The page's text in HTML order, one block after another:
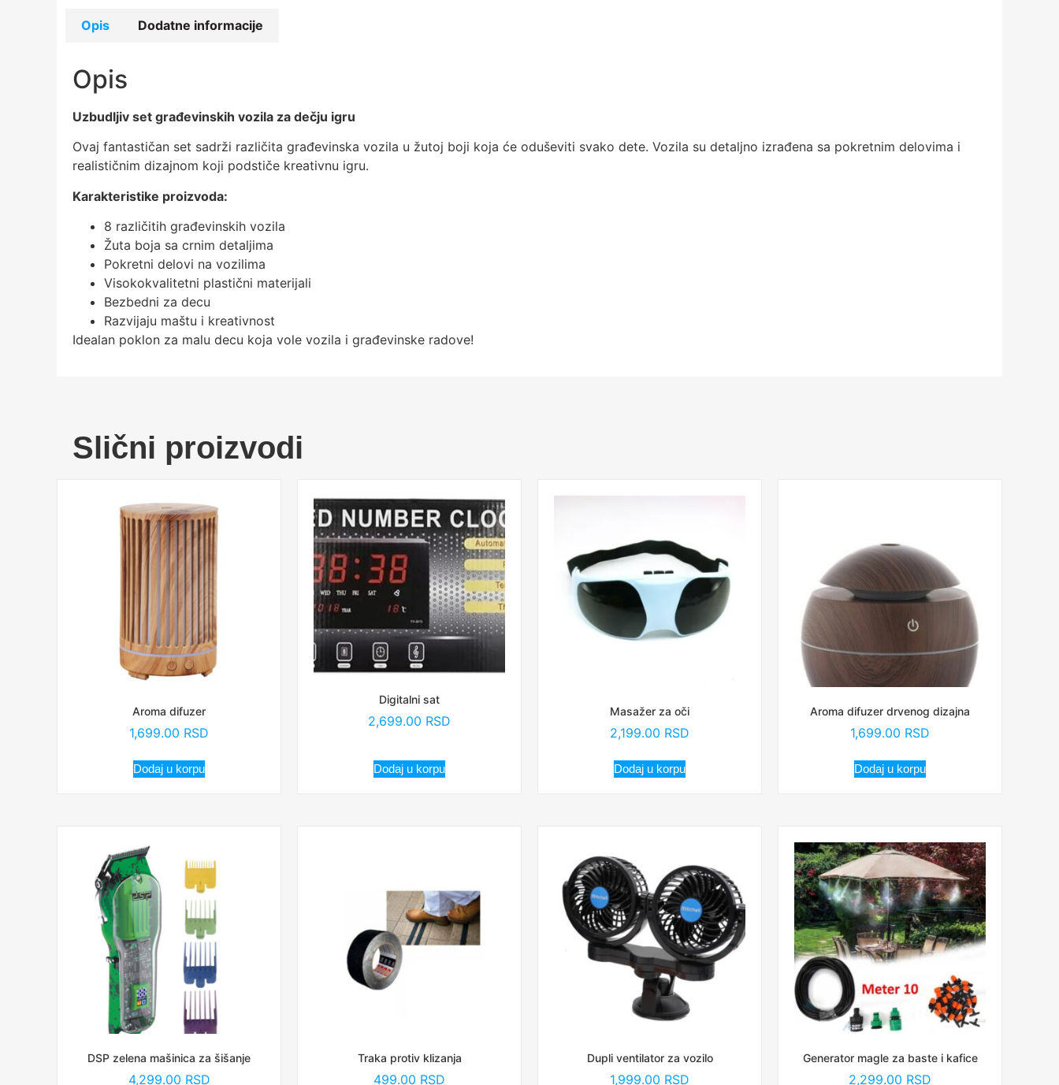
Opis Dodatne informacije
Opis
Uzbudljiv set građevinskih vozila za dečju igru
Ovaj fantastičan set sadrži različita građevinska vozila u žutoj boji koja će oduševiti svako dete. Vozila su detaljno izrađena sa pokretnim delovima i
realističnim dizajnom koji podstiče kreativnu igru.
Karakteristike proizvoda:
8 različitih građevinskih vozila
Žuta boja sa crnim detaljima
Pokretni delovi na vozilima
Visokokvalitetni plastični materijali
Bezbedni za decu
Razvijaju maštu i kreativnost
Idealan poklon za malu decu koja vole vozila i građevinske radove!
Slični proizvodi
Aroma difuzer
1,699.00 RSD
Dodaj u korpu
Digitalni sat
2,699.00 RSD
Dodaj u korpu
Masažer za oči
2,199.00 RSD
Dodaj u korpu
Aroma difuzer drvenog dizajna
1,699.00 RSD
Dodaj u korpu
DSP zelena mašinica za šišanje
4,299.00 RSD
Traka protiv klizanja
499.00 RSD
Dupli ventilator za vozilo
1,999.00 RSD
Generator magle za baste i kafice
2,299.00 RSD